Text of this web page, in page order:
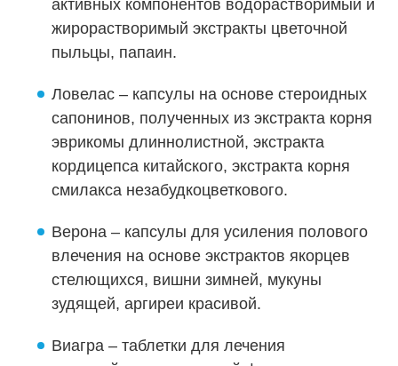
активных компонентов водорастворимый и
жирорастворимый экстракты цветочной
пыльцы, папаин.
Ловелас – капсулы на основе стероидных
сапонинов, полученных из экстракта корня
эврикомы длиннолистной, экстракта
кордицепса китайского, экстракта корня
смилакса незабудкоцветкового.
Верона – капсулы для усиления полового
влечения на основе экстрактов якорцев
стелющихся, вишни зимней, мукуны
зудящей, аргиреи красивой.
Виагра – таблетки для лечения